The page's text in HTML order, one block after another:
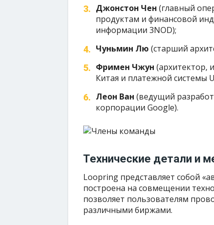
Джонстон Чен (главный
продуктам и финансовой
информации 3NOD);
Чуньмин Лю (старший
Фримен Чжун (архитектор,
Китая и платежной системы
Леон Ван (ведущий
корпорации Google).
Технические детали и
Loopring представляет собой
построена на совмещении
позволяет пользователям
различными биржами.